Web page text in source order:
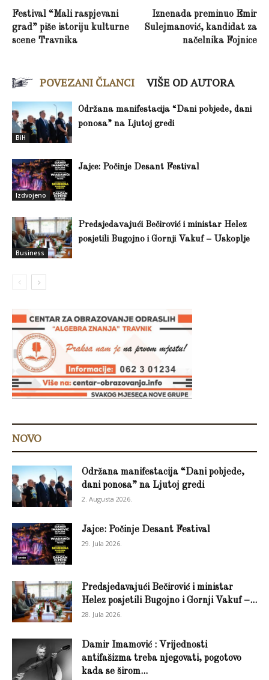
Festival “Mali raspjevani
grad” piše istoriju kulturne
scene Travnika
Iznenada preminuo Emir
Sulejmanović, kandidat za
načelnika Fojnice
POVEZANI ČLANCI VIŠE OD AUTORA
BiH
Održana manifestacija “Dani pobjede, dani
ponosa” na Ljutoj gredi
Izdvojeno
Jajce: Počinje Desant Festival
Business
Predsjedavajući Bečirović i ministar Helez
posjetili Bugojno i Gornji Vakuf – Uskoplje
NOVO
Održana manifestacija “Dani pobjede,
dani ponosa” na Ljutoj gredi
2. Augusta 2026.
Jajce: Počinje Desant Festival
29. Jula 2026.
Predsjedavajući Bečirović i ministar
Helez posjetili Bugojno i Gornji Vakuf –...
28. Jula 2026.
Damir Imamović : Vrijednosti
antifašizma treba njegovati, pogotovo
kada se širom...